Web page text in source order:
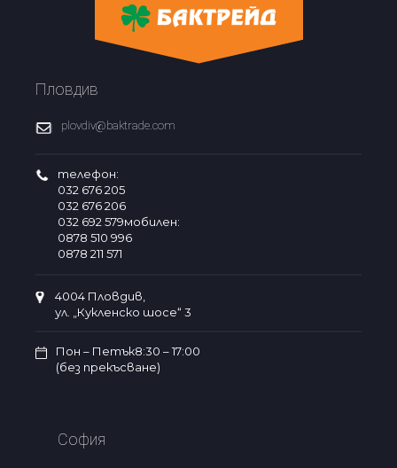
Пловдив
plovdiv@baktrade.com
телефон:
032 676 205
032 676 206
032 692 579мобилен:
0878 510 996
0878 211 571
4004 Пловдив,
ул. „Кукленско шосе“ 3
Пон – Петък8:30 – 17:00
(без прекъсване)
София